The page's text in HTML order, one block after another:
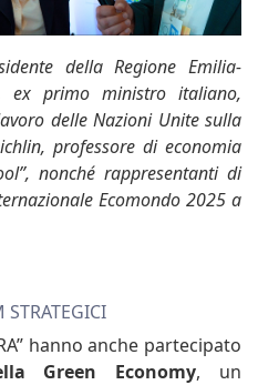
della Regione Emilia-
ex primo ministro italiano,
delle Nazioni Unite sulla
professore di economia
nonché rappresentanti di
Ecomondo 2025 a
STRATEGICI
hanno anche partecipato
Green Economy, un